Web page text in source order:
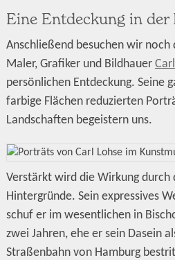
Eine Entdeckung in der
Anschließend besuchen wir noch
Maler, Grafiker und Bildhauer
persönlichen Entdeckung. Seine
farbige Flächen reduzierten
Landschaften begeistern uns.
Verstärkt wird die Wirkung durch
Hintergründe. Sein expressives
schuf er im wesentlichen in
zwei Jahren, ehe er sein Dasein
Straßenbahn von Hamburg